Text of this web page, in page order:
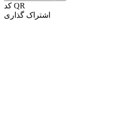
کد QR
اشتراک گذاری